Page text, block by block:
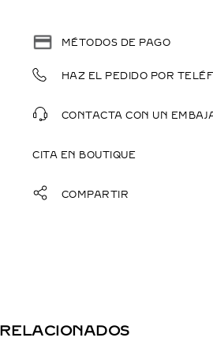
MÉTODOS DE PAGO
HAZ EL PEDIDO POR
CONTACTA CON UN
CITA EN BOUTIQUE
COMPARTIR